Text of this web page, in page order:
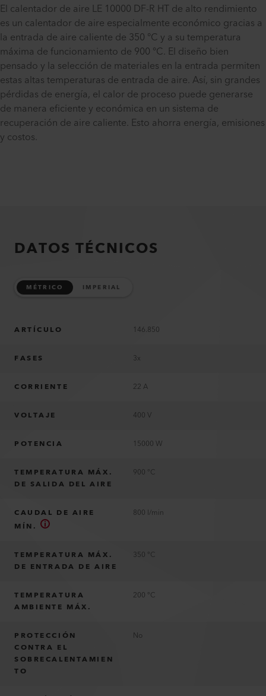
El calentador de aire LE 10000 DF-R HT de alto rendimiento
es un calentador de aire especialmente económico gracias a
la entrada de aire caliente de 350 °C y a su temperatura
máxima de funcionamiento de 900 °C. El diseño bien
pensado y la selección de materiales en la entrada permiten
estas altas temperaturas de entrada de aire. Así, sin grandes
pérdidas de energía, el calor de proceso puede generarse
de manera eficiente y económica en un sistema de
recuperación de aire caliente. Esto ahorra energía, emisiones
y costos.
DATOS TÉCNICOS
MÉTRICO IMPERIAL
ARTÍCULO 146.850
FASES 3x
CORRIENTE 22 A
VOLTAJE 400 V
POTENCIA 15000 W
TEMPERATURA MÁX.
DE SALIDA DEL AIRE
900 °C
CAUDAL DE AIRE
MÍN.
800 l/min
TEMPERATURA MÁX.
DE ENTRADA DE AIRE
350 °C
TEMPERATURA
AMBIENTE MÁX.
200 °C
PROTECCIÓN
CONTRA EL
SOBRECALENTAMIEN
TO
No